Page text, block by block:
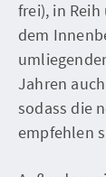
frei), in
dem
Jahren
sodass die
empfehlen